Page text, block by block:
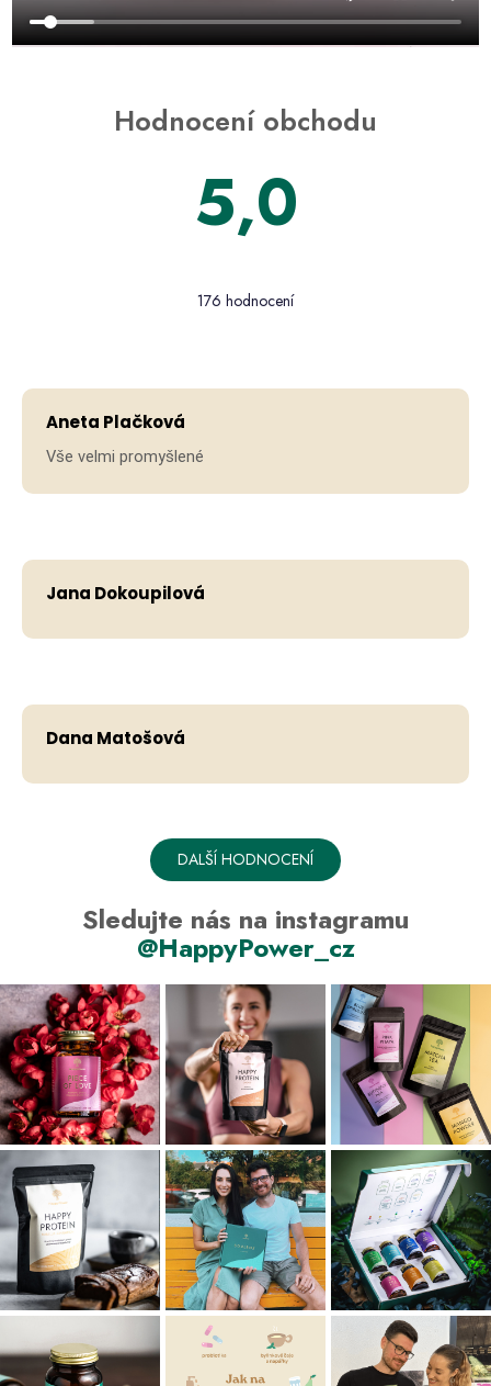
Hodnocení obchodu
5,0
176 hodnocení
Aneta Plačková
Vše velmi promyšlené
Jana Dokoupilová
Dana Matošová
DALŠÍ HODNOCENÍ
Sledujte nás na instagramu
@HappyPower_cz